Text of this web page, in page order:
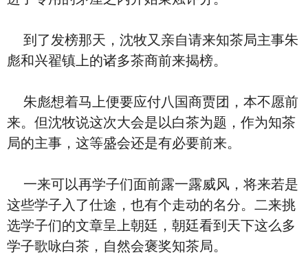
到了发榜那天，沈牧又亲自请来知茶局主事朱
彪和兴翟镇上的诸多茶商前来揭榜。
朱彪想着马上便要应付八国商贾团，本不愿前
来。但沈牧说这次大会是以白茶为题，作为知茶
局的主事，这等盛会还是有必要前来。
一来可以再学子们面前露一露威风，将来若是
这些学子入了仕途，也有个走动的名分。二来挑
选学子们的文章呈上朝廷，朝廷看到天下这么多
学子歌咏白茶，自然会褒奖知茶局。